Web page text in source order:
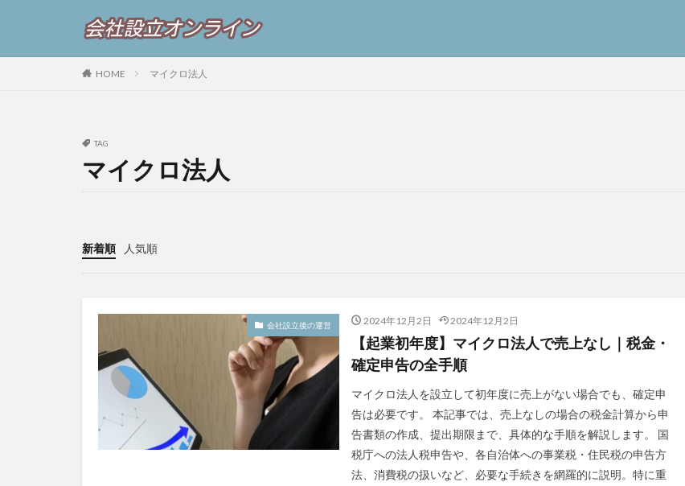
HOME マイクロ法人
TAG
マイクロ法人
新着順 人気順
会社設立後の運営 2024年12月2日 2024年12月2日
【起業初年度】マイクロ法人で売上なし｜税金・
確定申告の全手順
マイクロ法人を設立して初年度に売上がない場合でも、確定申
告は必要です。 本記事では、売上なしの場合の税金計算から申
告書類の作成、提出期限まで、具体的な手順を解説します。 国
税庁への法人税申告や、各自治体への事業税・住民税の申告方
法、消費税の扱いなど、必要な手続きを網羅的に説明。特に重